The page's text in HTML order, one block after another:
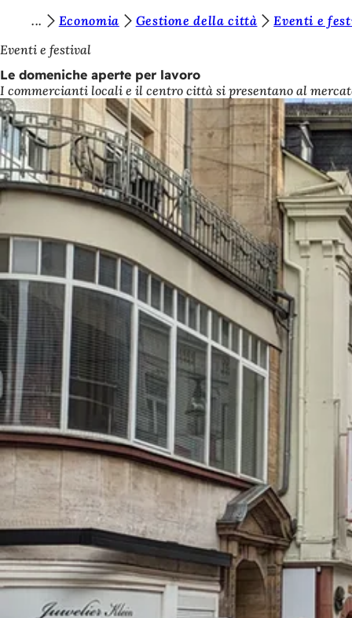
Vai al contenuto
i
e
t
e
q
u
i
Economia Gestione della città
Eventi e
Eventi e festival
Le domeniche aperte per lavoro
I commercianti locali e il centro città si presentano al